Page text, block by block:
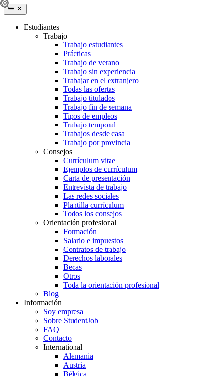
Estudiantes
Trabajo
Trabajo estudiantes
Prácticas
Trabajo de verano
Trabajo sin experiencia
Trabajar en el extranjero
Todas las ofertas
Trabajo titulados
Trabajo fin de semana
Tipos de empleos
Trabajo temporal
Trabajos desde casa
Trabajo por provincia
Consejos
Currículum vitae
Ejemplos de currículum
Carta de presentación
Entrevista de trabajo
Las redes sociales
Plantilla currículum
Todos los consejos
Orientación profesional
Formación
Salario e impuestos
Contratos de trabajo
Derechos laborales
Becas
Otros
Toda la orientación profesional
Blog
Información
Soy empresa
Sobre StudentJob
FAQ
Contacto
International
Alemania
Austria
Bélgica